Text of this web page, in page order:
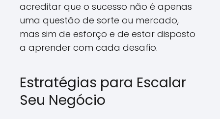
acreditar que o sucesso não é apenas
uma questão de sorte ou mercado,
mas sim de esforço e de estar disposto
a aprender com cada desafio.
Estratégias para Escalar
Seu Negócio